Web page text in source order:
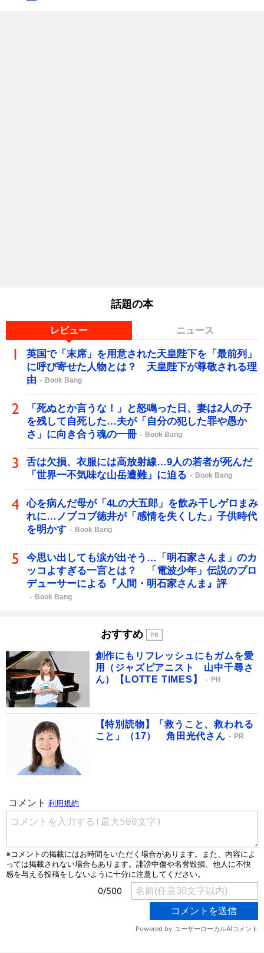
話題の本
レビュー ニュース
英国で「末席」を用意された天皇陛下を「最前列」
に呼び寄せた人物とは？ 天皇陛下が尊敬される理
由
Book Bang
「死ぬとか言うな！」と怒鳴った日、妻は2人の子
を残して自死した…夫が「自分の犯した罪や愚か
さ」に向き合う魂の一冊
Book Bang
舌は欠損、衣服には高放射線…9人の若者が死んだ
「世界一不気味な山岳遭難」に迫る
Book Bang
心を病んだ母が「4Lの大五郎」を飲み干しゲロまみ
れに…ノブコブ徳井が「感情を失くした」子供時代
を明かす
Book Bang
今思い出しても涙が出そう…「明石家さんま」のカ
ッコよすぎる一言とは？ 「電波少年」伝説のプロ
デューサーによる『人間・明石家さんま』評
Book Bang
おすすめ
創作にもリフレッシュにもガムを愛
用（ジャズピアニスト 山中千尋さ
ん）【LOTTE TIMES】
PR
【特別読物】「救うこと、救われる
こと」（17） 角田光代さん
PR